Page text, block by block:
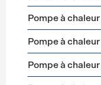
Pompe à
Pompe à
Pompe à